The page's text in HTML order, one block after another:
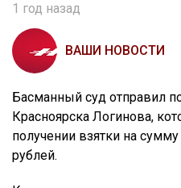
1 год назад
ВАШИ НОВОСТИ
Басманный суд отправил
Красноярска Логинова,
получении взятки на
рублей.